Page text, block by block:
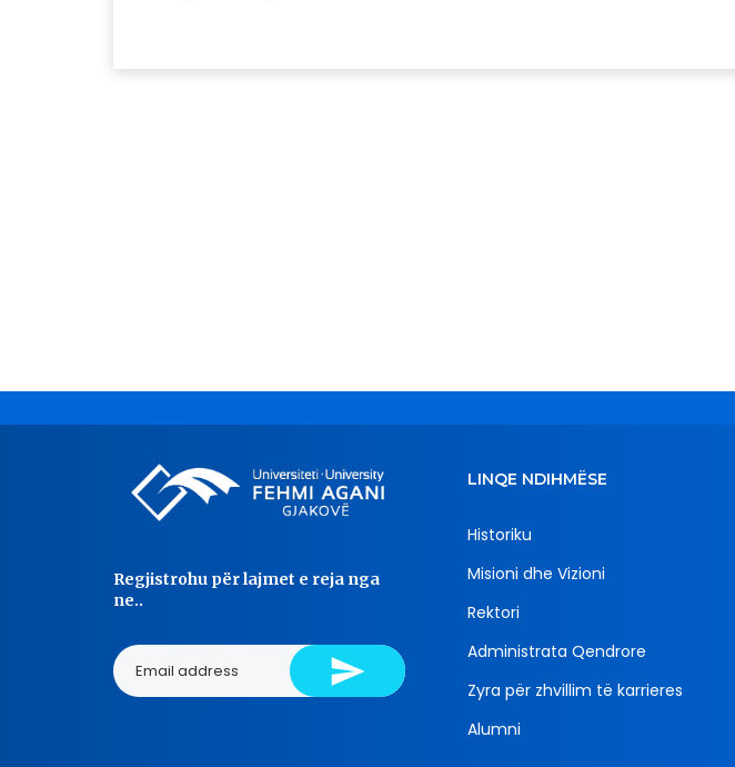
Regjistrohu për lajmet e reja nga
ne..
LINQE NDIHMËSE
Historiku
Misioni dhe Vizioni
Rektori
Administrata Qendrore
Zyra për zhvillim të karrieres
Alumni